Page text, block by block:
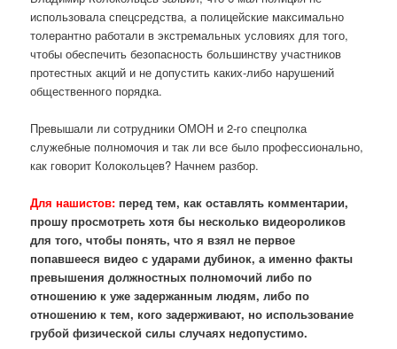
использовала спецсредства, а полицейские максимально
толерантно работали в экстремальных условиях для того,
чтобы обеспечить безопасность большинству участников
протестных акций и не допустить каких-либо нарушений
общественного порядка.
Превышали ли сотрудники ОМОН и 2-го спецполка
служебные полномочия и так ли все было профессионально,
как говорит Колокольцев? Начнем разбор.
Для нашистов: перед тем, как оставлять комментарии,
прошу просмотреть хотя бы несколько видеороликов
для того, чтобы понять, что я взял не первое
попавшееся видео с ударами дубинок, а именно факты
превышения должностных полномочий либо по
отношению к уже задержанным людям, либо по
отношению к тем, кого задерживают, но использование
грубой физической силы случаях недопустимо.